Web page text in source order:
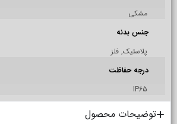
مشکی
جنس بدنه
پلاستيک, فلز
درجه حفاظت
IP65
توضیحات محصول